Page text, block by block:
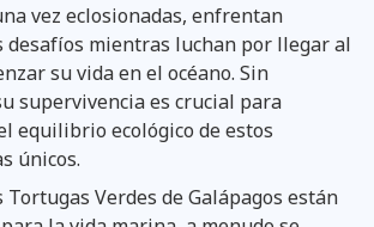
vez eclosionadas, enfrentan
desafíos mientras luchan por llegar al
su vida en el océano. Sin
supervivencia es crucial para
equilibrio ecológico de estos
únicos.
Tortugas Verdes de Galápagos están